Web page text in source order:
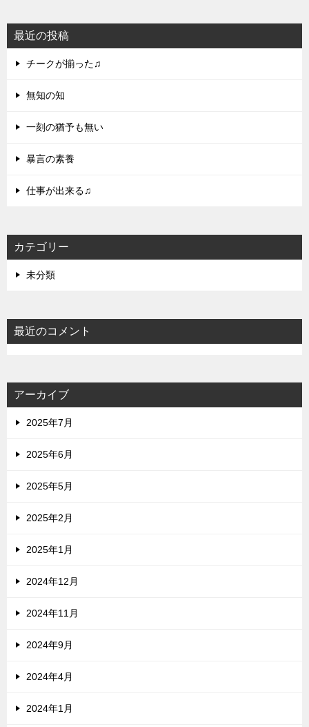
最近の投稿
チークが揃った♫
無知の知
一刻の猶予も無い
暴言の素養
仕事が出来る♫
カテゴリー
未分類
最近のコメント
アーカイブ
2025年7月
2025年6月
2025年5月
2025年2月
2025年1月
2024年12月
2024年11月
2024年9月
2024年4月
2024年1月